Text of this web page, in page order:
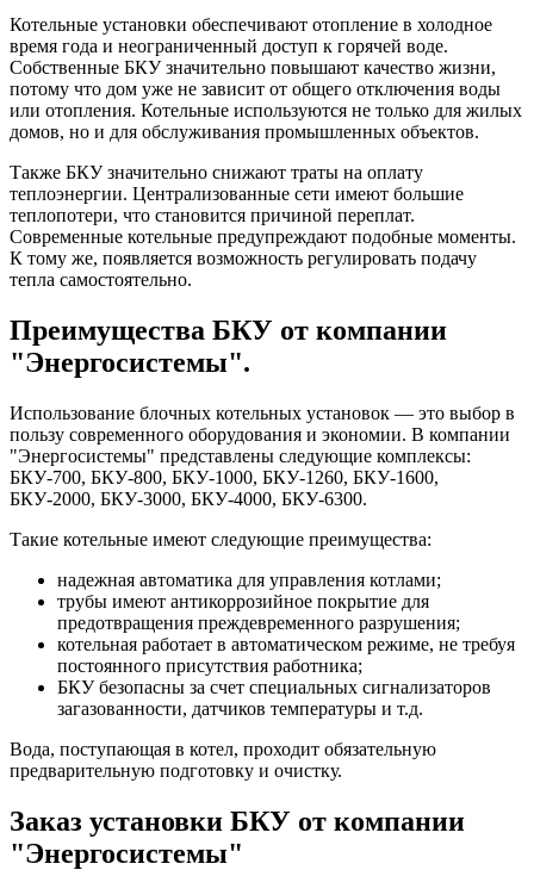
Котельные установки обеспечивают отопление в холодное
время года и неограниченный доступ к горячей воде.
Собственные БКУ значительно повышают качество жизни,
потому что дом уже не зависит от общего отключения воды
или отопления. Котельные используются не только для жилых
домов, но и для обслуживания промышленных объектов.
Также БКУ значительно снижают траты на оплату
теплоэнергии. Централизованные сети имеют большие
теплопотери, что становится причиной переплат.
Современные котельные предупреждают подобные моменты.
К тому же, появляется возможность регулировать подачу
тепла самостоятельно.
Преимущества БКУ от компании
"Энергосистемы".
Использование блочных котельных установок — это выбор в
пользу современного оборудования и экономии. В компании
"Энергосистемы" представлены следующие комплексы:
БКУ-700, БКУ-800, БКУ-1000, БКУ-1260, БКУ-1600,
БКУ-2000, БКУ-3000, БКУ-4000, БКУ-6300.
Такие котельные имеют следующие преимущества:
надежная автоматика для управления котлами;
трубы имеют антикоррозийное покрытие для
предотвращения преждевременного разрушения;
котельная работает в автоматическом режиме, не требуя
постоянного присутствия работника;
БКУ безопасны за счет специальных сигнализаторов
загазованности, датчиков температуры и т.д.
Вода, поступающая в котел, проходит обязательную
предварительную подготовку и очистку.
Заказ установки БКУ от компании
"Энергосистемы"